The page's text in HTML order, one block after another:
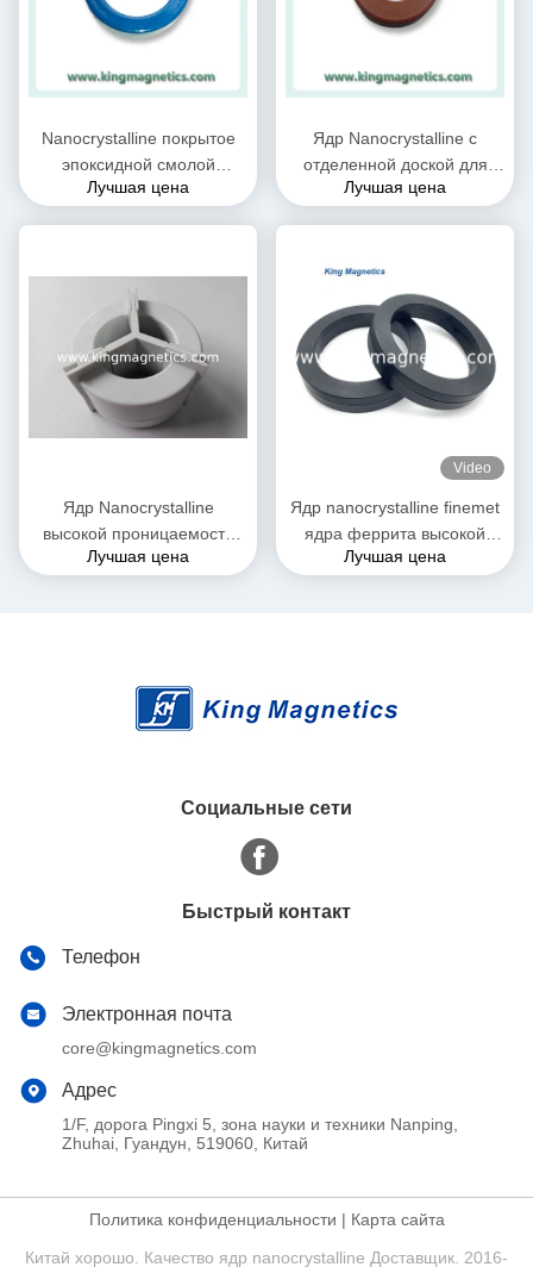
Nanocrystalline покрытое
эпоксидной смолой
вырезает сердцевина из
Лучшая цена
Ядр Nanocrystalline с
отделенной доской для
дросселя N30-20-10
Лучшая цена
Ядр Nanocrystalline
высокой проницаемости
трехфазное для дросселя
Лучшая цена
Video
Ядр nanocrystalline finemet
ядра феррита высокой
эффективности
Лучшая цена
Социальные сети
Быстрый контакт
Телефон
Электронная почта
core@kingmagnetics.com
Адрес
1/F, дорога Pingxi 5, зона науки и техники Nanping,
Zhuhai, Гуандун, 519060, Китай
Политика конфиденциальности | Карта сайта
Китай хорошо. Качество ядр nanocrystalline Доставщик. 2016-